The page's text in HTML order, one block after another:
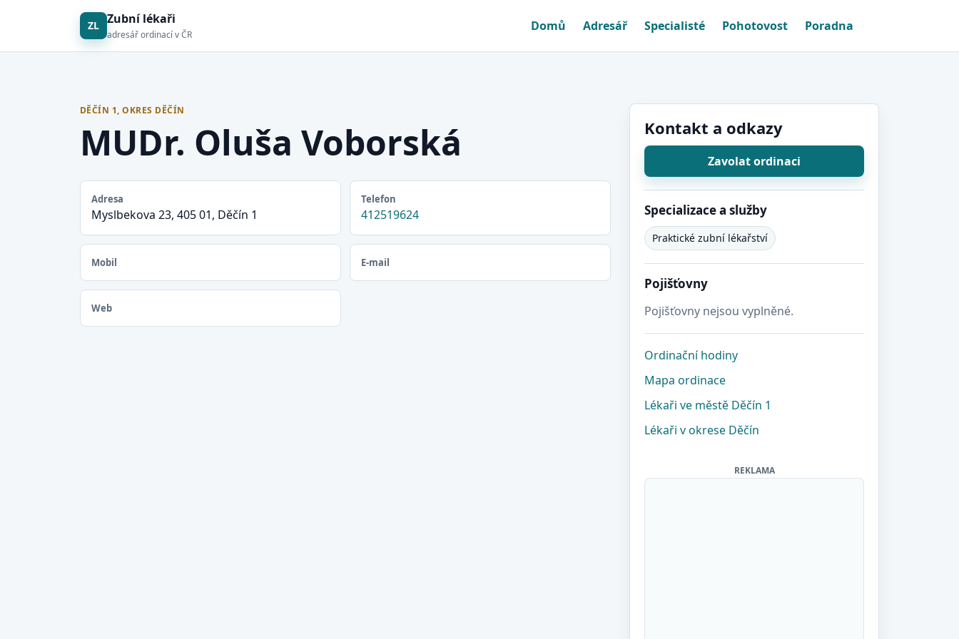
ZL Zubní lékaři
adresář ordinací v ČR
Domů Adresář Specialisté Pohotovost Poradna
DĚČÍN 1, OKRES DĚČÍN
MUDr. Oluša Voborská
Adresa
Myslbekova 23, 405 01, Děčín 1
Telefon
412519624
Mobil E-mail
Web
Kontakt a odkazy
Zavolat ordinaci
Specializace a služby
Praktické zubní lékařství
Pojišťovny
Pojišťovny nejsou vyplněné.
Ordinační hodiny
Mapa ordinace
Lékaři ve městě Děčín 1
Lékaři v okrese Děčín
REKLAMA